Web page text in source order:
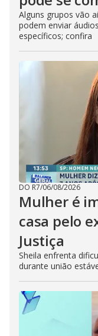
Alguns grupos vão
podem enviar
específicos; confira
DO R7/06/08/2026
Mulher é
casa pelo
Justiça
Sheila enfrenta
durante união